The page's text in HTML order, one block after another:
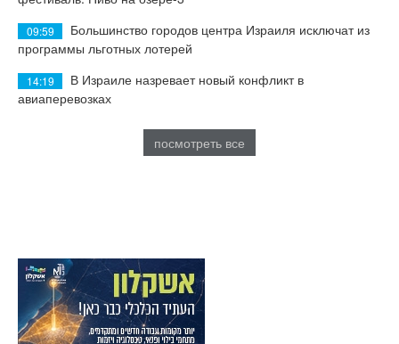
09:59
Большинство городов центра Израиля исключат из
программы льготных лотерей
14:19
В Израиле назревает новый конфликт в
авиаперевозках
посмотреть все